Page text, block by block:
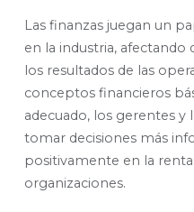
Las finanzas juegan un
en la industria,
los resultados de las
conceptos financieros
adecuado, los gerentes
tomar decisiones más
positivamente en la
organizaciones.